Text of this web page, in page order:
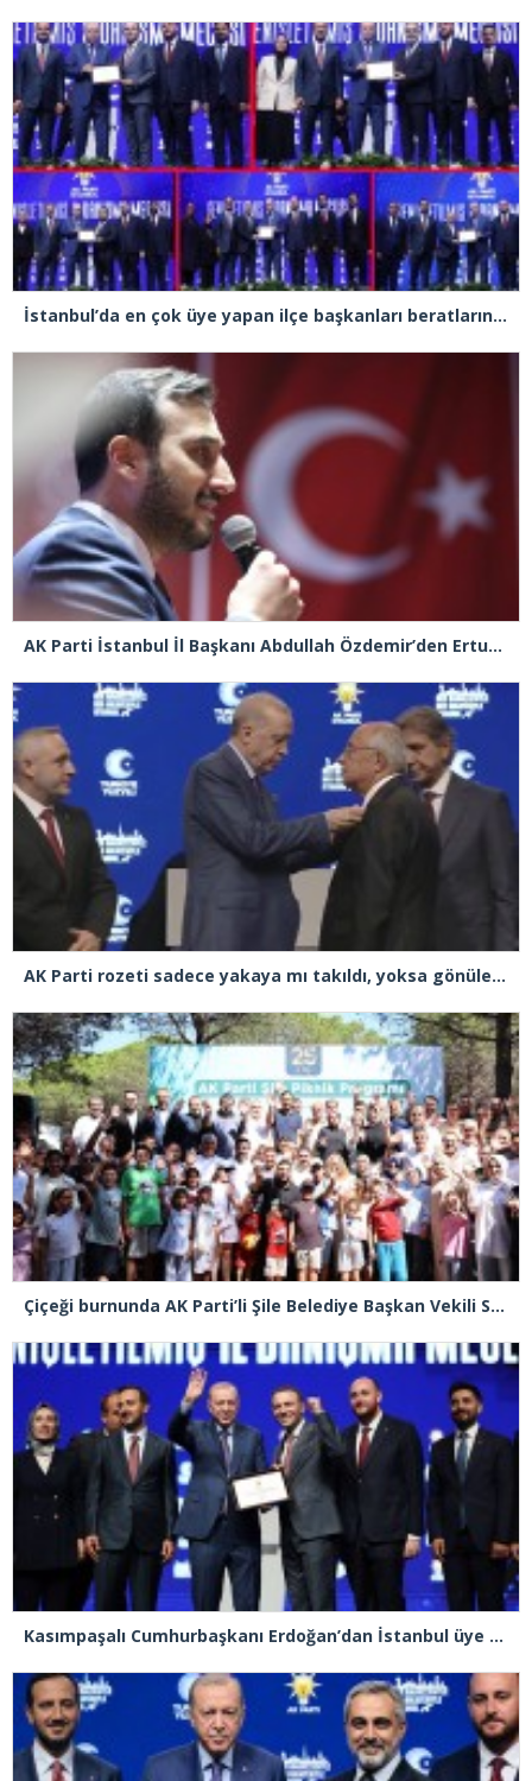
İstanbul’da en çok üye yapan ilçe başkanları beratlarını Cumhurbaşkanı Erdoğan’ın elinden aldı
AK Parti İstanbul İl Başkanı Abdullah Özdemir’den Ertuğrul Özkök’e “Franco” tepkisi
AK Parti rozeti sadece yakaya mı takıldı, yoksa gönüle takılmadı mı?
Çiçeği burnunda AK Parti’li Şile Belediye Başkan Vekili Sacit Terzi, teşkilatlarla piknikte buluştu
Kasımpaşalı Cumhurbaşkanı Erdoğan’dan İstanbul üye birincisi Beyoğlu İlçe Başkanı Kasım Fırat’a plaket